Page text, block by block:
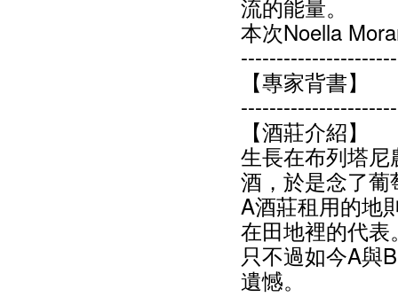
流的能量。
本次Noella
【專家背書】
【酒莊介紹】
生長在布列塔
酒，於是念了
A酒莊租用的地
在田地裡的代表
只不過如今A與
遺憾。